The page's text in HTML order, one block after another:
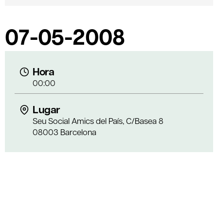
07-05-2008
Hora
00:00
Lugar
Seu Social Amics del País, C/Basea 8
08003 Barcelona